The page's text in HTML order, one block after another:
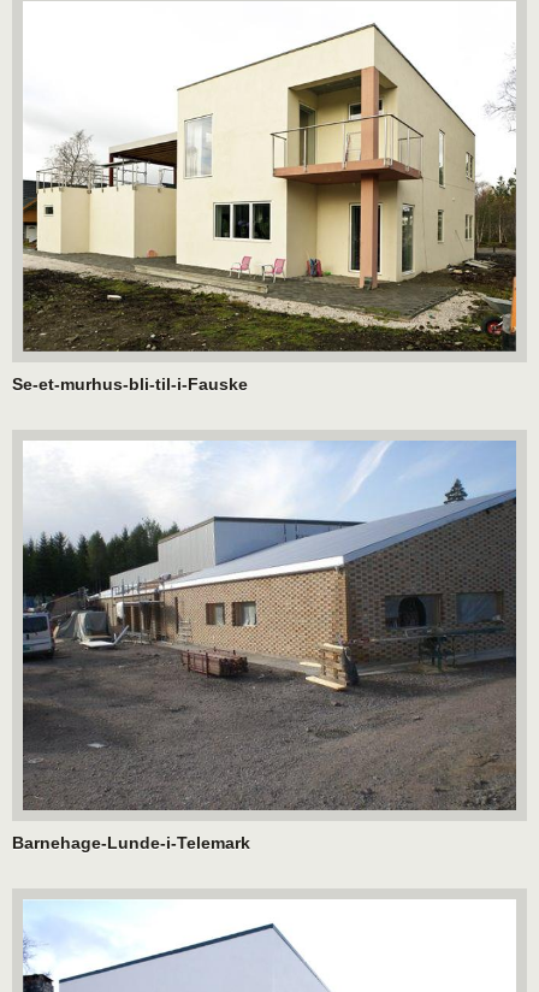
Se-et-murhus-bli-til-i-Fauske
Barnehage-Lunde-i-Telemark